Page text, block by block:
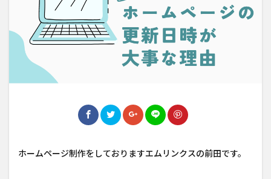
ホームページ制作をしておりますエムリンクスの前田です。